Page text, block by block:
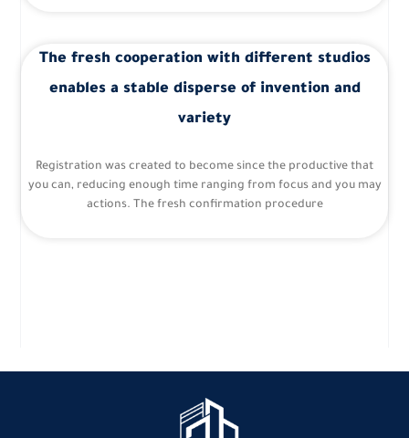
The fresh cooperation with different studios
enables a stable disperse of invention and
variety
Registration was created to become since the productive that
you can, reducing enough time ranging from focus and you may
actions. The fresh confirmation procedure